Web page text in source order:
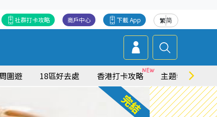
繁简
下載 App
商戶中心
社群打卡攻略
圍遊 18區好去處 香港打卡攻略 主題特集